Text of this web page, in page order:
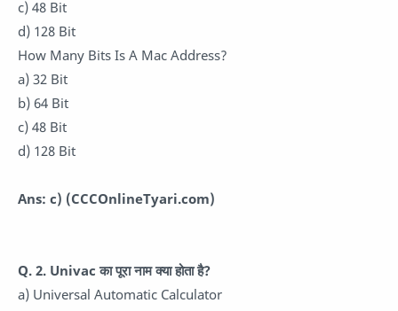
c) 48 Bit
d) 128 Bit
How Many Bits Is A Mac Address?
a) 32 Bit
b) 64 Bit
c) 48 Bit
d) 128 Bit
Ans: c) (CCCOnlineTyari.com)
Q. 2. Univac का पूरा नाम क्या होता है?
a) Universal Automatic Calculator